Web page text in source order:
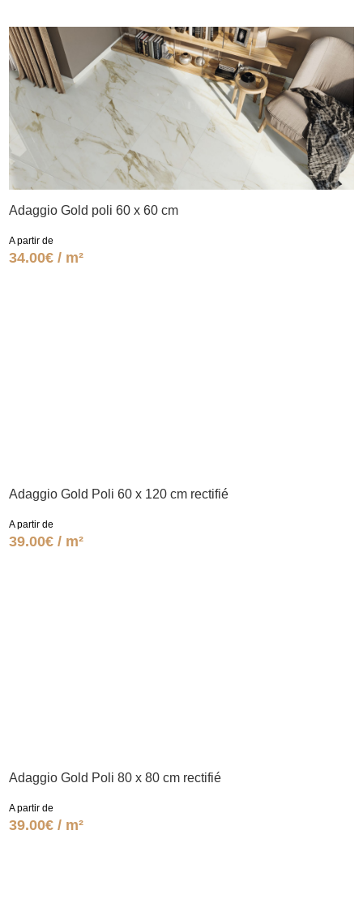
Adaggio Gold poli 60 x 60 cm
A partir de
34.00€ / m²
Adaggio Gold Poli 60 x 120 cm rectifié
A partir de
39.00€ / m²
Adaggio Gold Poli 80 x 80 cm rectifié
A partir de
39.00€ / m²